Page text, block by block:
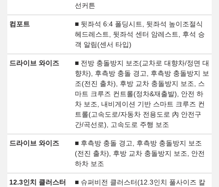
선커튼
컴포트
■ 뒷좌석 6:4 폴딩시트, 뒷좌석 높이조절식
헤드레스트, 뒷좌석 센터 암레스트, 후석 승
객 알림(센서 타입)
드라이브 와이즈
■ 전방 충돌방지 보조(교차로 대향차/정면 대
향차), 후측방 충돌 경고, 후측방 충돌방지 보
조(전진 출차), 후방 교차 충돌방지 보조, 스
마트 크루즈 컨트롤(정차&재출발), 안전 하
차 보조, 내비게이션 기반 스마트 크루즈 컨
트롤(고속도로/자동차 전용도로 內 안전구
간/곡선로), 고속도로 주행 보조
드라이브 와이즈
■ 후측방 충돌 경고, 후측방 충돌방지 보조
(전진 출차), 후방 교차 충돌방지 보조, 안전
하차 보조
12.3인치 클러스터
■ 슈퍼비전 클러스터(12.3인치 풀사이즈 칼